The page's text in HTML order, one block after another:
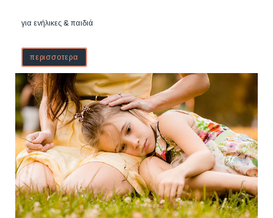
για ενήλικες & παιδιά
περισσοτερα